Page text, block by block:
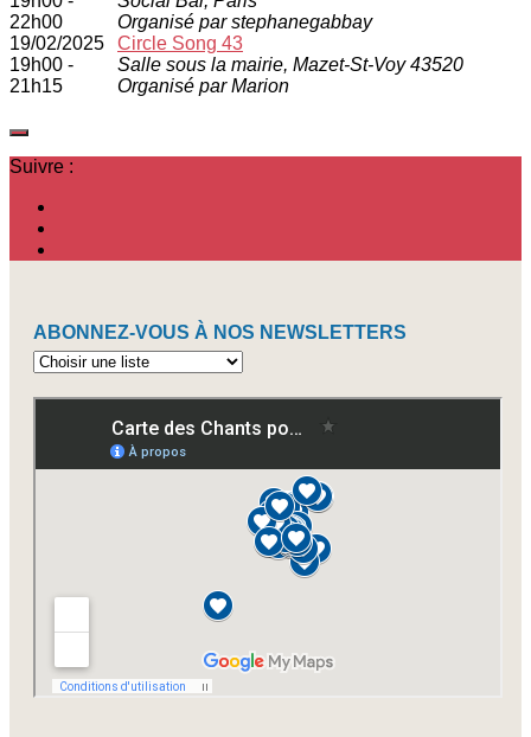
22h00
Organisé par stephanegabbay
19/02/2025
19h00 -
21h15
Circle Song 43
Salle sous la mairie, Mazet-St-Voy 43520
Organisé par Marion
Suivre :
ABONNEZ-VOUS À NOS NEWSLETTERS
Abonnez-
à
newsletters